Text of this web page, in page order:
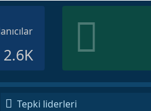
2.6K
Tepki liderleri